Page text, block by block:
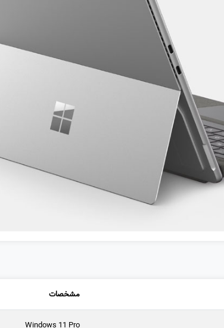
مشخصات
Windows 11 Pro